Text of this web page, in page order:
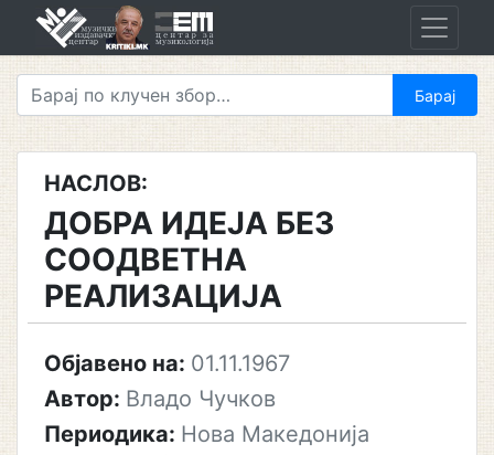
НАСЛОВ:
ДОБРА ИДЕЈА БЕЗ
СООДВЕТНА
РЕАЛИЗАЦИЈА
Објавено на: 01.11.1967
Автор: Владо Чучков
Периодика: Нова Македонија